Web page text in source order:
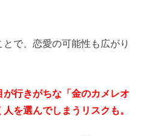
で、恋愛の可能性も広がり
行きがちな「金のカメレオ
を選んでしまうリスクも。